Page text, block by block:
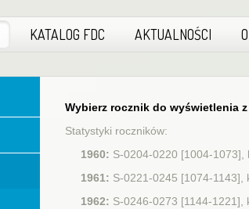
KATALOG FDC AKTUALNOŚCI
Wybierz rocznik do wyświetlenia
Statystyki roczników:
1960: S-0204-0220 [1004-1073],
1961: S-0221-0245 [1074-1143],
1962: S-0246-0273 [1144-1221],